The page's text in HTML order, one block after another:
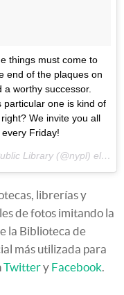
things must come to
end of the plaques on
a worthy successor.
particular one is kind of
We invite you all
Friday!
Una foto publicada por The New York Public Library (@nypl) el29
librerías y
de fotos imitando la
la Biblioteca de
más utilizada para
Twittery Facebook.